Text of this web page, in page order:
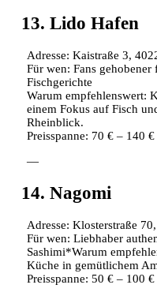
13. Lido Hafen
Adresse: Kaistraße 3,
Für wen: Fans
Fischgerichte
Warum empfehlenswert:
einem Fokus auf Fisch
Rheinblick.
Preisspanne: 70 € – 140 €
—
14. Nagomi
Adresse: Klosterstraße
Für wen: Liebhaber
Sashimi*Warum
Küche in gemütlichem
Preisspanne: 50 € – 100 €